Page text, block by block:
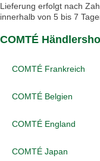
Lieferung erfolgt nach
innerhalb von 5 bis 7
COMTÉ
COMTÉ Frankreich
COMTÉ Belgien
COMTÉ England
COMTÉ Japan